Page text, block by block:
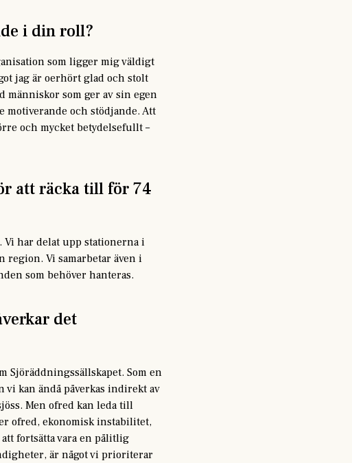
i din roll?
som ligger mig väldigt
jag är oerhört glad och stolt
människor som ger av sin egen
och stödjande. Att
och mycket betydelsefullt –
att räcka till för 74
Vi har delat upp stationerna i
Vi samarbetar även i
som behöver hanteras.
det
Sjöräddningssällskapet. Som en
kan ändå påverkas indirekt av
Men ofred kan leda till
ofred, ekonomisk instabilitet,
fortsätta vara en pålitlig
är något vi prioriterar